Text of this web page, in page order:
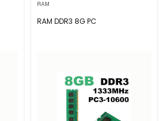
RAM
RAM DDR3 8G PC